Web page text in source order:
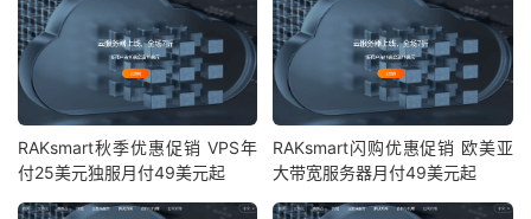
RAKsmart秋季优惠促销 VPS年
付25美元独服月付49美元起
RAKsmart闪购优惠促销 欧美亚
大带宽服务器月付49美元起